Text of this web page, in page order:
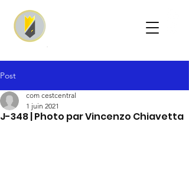
Post
J-348 | Photo par Vincenzo Chiavetta
com cestcentral
1 juin 2021